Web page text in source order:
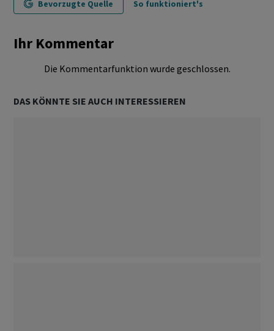
Bevorzugte Quelle So funktioniert's
Ihr Kommentar
Die Kommentarfunktion wurde geschlossen.
DAS KÖNNTE SIE AUCH INTERESSIEREN